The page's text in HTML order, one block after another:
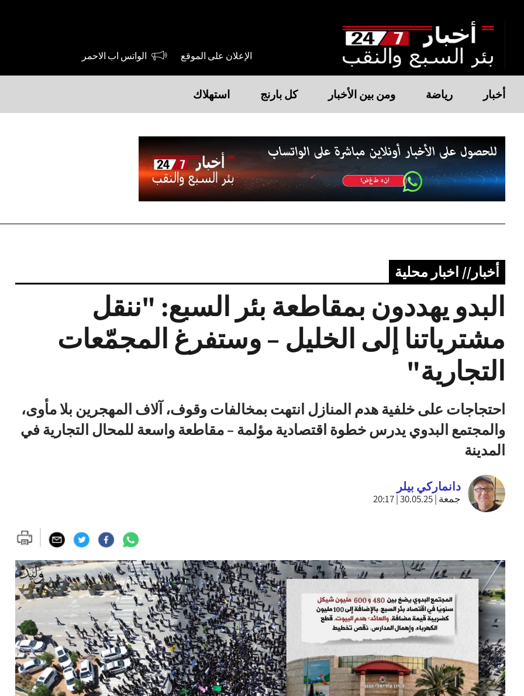
الإعلان على الموقع الواتس اب الاحمر
أخبار رياضة ومن بين الأخبار كل بارنج استهلاك
أخبار// اخبار محلية
البدو يهددون بمقاطعة بئر السبع: "ننقل
مشترياتنا إلى الخليل – وستفرغ المجمّعات
التجارية"
احتجاجات على خلفية هدم المنازل انتهت بمخالفات وقوف، آلاف المهجرين بلا مأوى،
والمجتمع البدوي يدرس خطوة اقتصادية مؤلمة – مقاطعة واسعة للمحال التجارية في
المدينة
دانماركي بيلر
جمعة | 30.05.25 | 20:17